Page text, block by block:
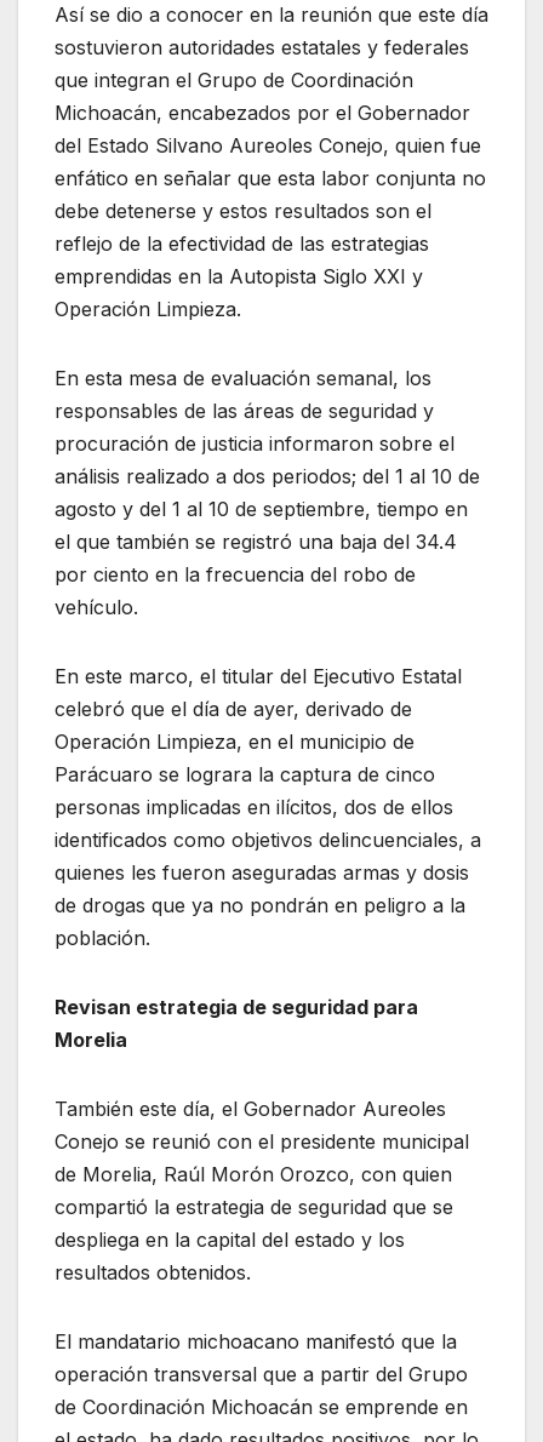
Así se dio a conocer en la reunión que este día
sostuvieron autoridades estatales y federales
que integran el Grupo de Coordinación
Michoacán, encabezados por el Gobernador
del Estado Silvano Aureoles Conejo, quien fue
enfático en señalar que esta labor conjunta no
debe detenerse y estos resultados son el
reflejo de la efectividad de las estrategias
emprendidas en la Autopista Siglo XXI y
Operación Limpieza.
En esta mesa de evaluación semanal, los
responsables de las áreas de seguridad y
procuración de justicia informaron sobre el
análisis realizado a dos periodos; del 1 al 10 de
agosto y del 1 al 10 de septiembre, tiempo en
el que también se registró una baja del 34.4
por ciento en la frecuencia del robo de
vehículo.
En este marco, el titular del Ejecutivo Estatal
celebró que el día de ayer, derivado de
Operación Limpieza, en el municipio de
Parácuaro se lograra la captura de cinco
personas implicadas en ilícitos, dos de ellos
identificados como objetivos delincuenciales, a
quienes les fueron aseguradas armas y dosis
de drogas que ya no pondrán en peligro a la
población.
Revisan estrategia de seguridad para
Morelia
También este día, el Gobernador Aureoles
Conejo se reunió con el presidente municipal
de Morelia, Raúl Morón Orozco, con quien
compartió la estrategia de seguridad que se
despliega en la capital del estado y los
resultados obtenidos.
El mandatario michoacano manifestó que la
operación transversal que a partir del Grupo
de Coordinación Michoacán se emprende en